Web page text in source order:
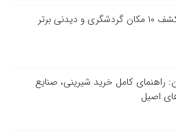
برتر
راهنمای کامل خرید شیرینی، صنایع
اصیل